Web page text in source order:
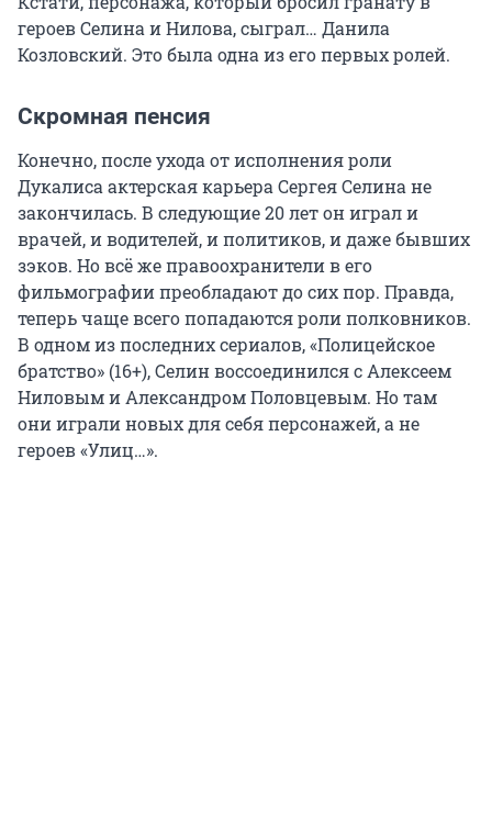
героев Селина и Нилова, сыграл… Данила
Козловский. Это была одна из его первых ролей.
Скромная пенсия
Конечно, после ухода от исполнения роли
Дукалиса актерская карьера Сергея Селина не
закончилась. В следующие 20 лет он играл и
врачей, и водителей, и политиков, и даже бывших
зэков. Но всё же правоохранители в его
фильмографии преобладают до сих пор. Правда,
теперь чаще всего попадаются роли полковников.
В одном из последних сериалов, «Полицейское
братство» (16+), Селин воссоединился с Алексеем
Ниловым и Александром Половцевым. Но там
они играли новых для себя персонажей, а не
героев «Улиц…».